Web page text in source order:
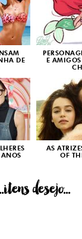
DE
E
AS
OF
desejo...